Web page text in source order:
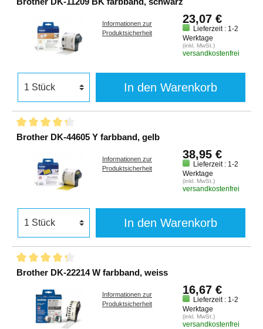
Informationen zur
Produktsicherheit
23,07 €
Lieferzeit : 1-2
Werktage
(inkl. MwSt.)
versandkostenfrei
In den Warenkorb
Brother DK-44605 Y farbband, gelb
Informationen zur
Produktsicherheit
38,95 €
Lieferzeit : 1-2
Werktage
(inkl. MwSt.)
versandkostenfrei
In den Warenkorb
Brother DK-22214 W farbband, weiss
Informationen zur
Produktsicherheit
16,67 €
Lieferzeit : 1-2
Werktage
(inkl. MwSt.)
versandkostenfrei